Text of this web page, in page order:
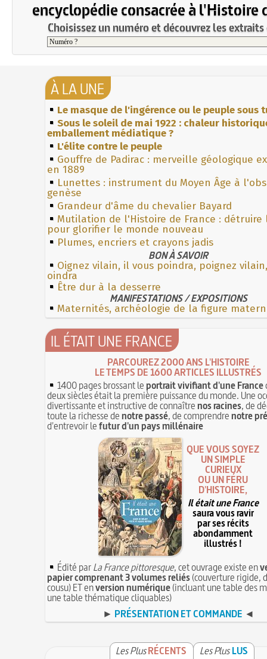
encyclopédie consacrée à l'Histoire
Choisissez un numéro et découvrez les
À LA UNE
Le masque de l'ingérence ou le peuple sous
Sous le soleil de mai 1922 : chaleur
emballement médiatique ?
L'élite contre le peuple
Gouffre de Padirac : merveille géologique
en 1889
Lunettes : instrument du Moyen Âge à
genèse
Grandeur d'âme du chevalier Bayard
Mutilation de l'Histoire de France : détruire
pour glorifier le monde nouveau
Plumes, encriers et crayons jadis
BON À SAVOIR
Oignez vilain, il vous poindra, poignez
oindra
Être dur à la desserre
MANIFESTATIONS / EXPOSITIONS
Maternités, archéologie de la figure
IL ÉTAIT UNE FRANCE
PARCOUREZ 2000 ANS L'HISTOIRE
LE TEMPS DE 1600 ARTICLES ILLUSTRÉS
1400 pages brossant leportrait vivifiant d'une France
deux siècles était la première puissance du monde. Une
divertissante et instructive de connaîtrenos racines, de
toute la richesse denotre passé, de comprendrenotre
d'entrevoir lefutur d'un pays millénaire
QUE VOUS SOYEZ
UN SIMPLE
CURIEUX
OU UN FÉRU
D'HISTOIRE,
Il était une France
saura vous ravir
par ses récits
abondamment
illustrés !
Édité parLa France pittoresque, cet ouvrage existe en
papier comprenant 3 volumes reliés(couverture rigide,
cousu) ET enversion numérique(incluant une table des
une table thématique cliquables)
► PRÉSENTATION ET COMMANDE ◄
Les PlusRÉCENTS Les Plus LUS